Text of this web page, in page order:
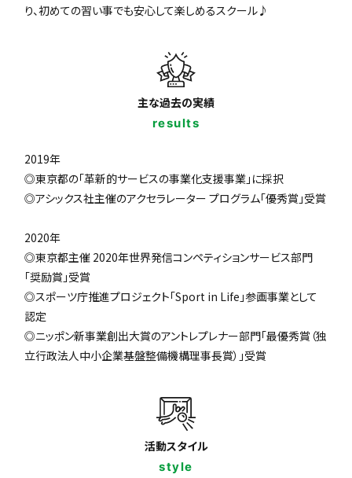
り、初めての習い事でも安心して楽しめるスクール♪
主な過去の実績
results
2019年
◎東京都の「革新的サービスの事業化支援事業」に採択
◎アシックス社主催のアクセラレーター プログラム「優秀賞」受賞
2020年
◎東京都主催 2020年世界発信コンペティションサービス部門
「奨励賞」受賞
◎スポーツ庁推進プロジェクト「Sport in Life」参画事業として
認定
◎ニッポン新事業創出大賞のアントレプレナー部門「最優秀賞（独
立行政法人中小企業基盤整備機構理事長賞）」受賞
活動スタイル
style